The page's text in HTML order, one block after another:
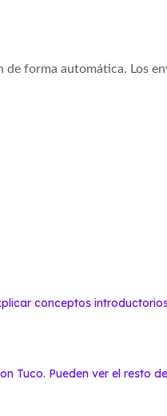
de forma automática. Los
conceptos
Tuco. Pueden ver el